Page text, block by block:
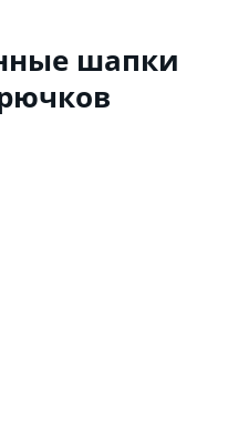
шапки